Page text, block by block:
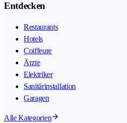
Entdecken
Restaurants
Hotels
Coiffeure
Ärzte
Elektriker
Sanitärinstallation
Garagen
Alle Kategorien